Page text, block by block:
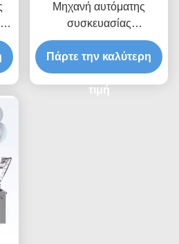
Μηχανή αυτόματης
συσκευασίας
φουσκωμάτων 1,5kW με
έλεγχο PLC
Πάρτε την καλύτερη
τιμή